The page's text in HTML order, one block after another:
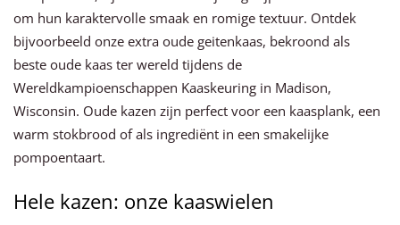
om hun karaktervolle smaak en romige textuur. Ontdek
bijvoorbeeld onze extra oude geitenkaas, bekroond als
beste oude kaas ter wereld tijdens de
Wereldkampioenschappen Kaaskeuring in Madison,
Wisconsin. Oude kazen zijn perfect voor een kaasplank, een
warm stokbrood of als ingrediënt in een smakelijke
pompoentaart.
Hele kazen: onze kaaswielen